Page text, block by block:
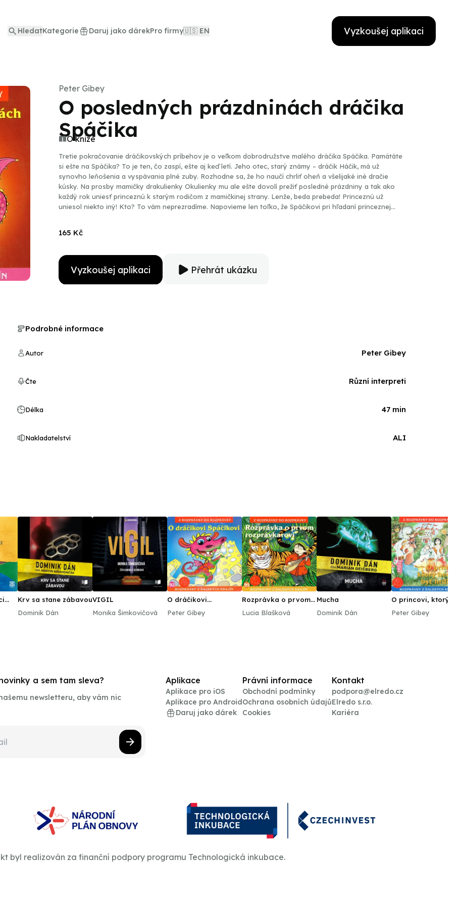
HledatKategorie Daruj jako dárekPro firmy🇺🇸 EN Vyzkoušej aplikaci
Peter Gibey
O posledných prázdninách dráčika
Spáčika
O knize
Tretie pokračovanie dráčikovských príbehov je o veľkom dobrodružstve malého dráčika Spáčika. Pamätáte
si ešte na Spáčika? To je ten, čo zaspí, ešte aj keď letí. Jeho otec, starý známy – dráčik Háčik, má už
synovho leňošenia a vyspávania plné zuby. Rozhodne sa, že ho naučí chrliť oheň a všelijaké iné dračie
kúsky. Na prosby mamičky drakulienky Okulienky mu ale ešte dovolí prežiť posledné prázdniny a tak ako
každý rok uniesť princeznú k starým rodičom z mamičkinej strany. Lenže, beda prebeda! Princeznú už
uniesol niekto iný! Kto? To vám neprezradíme. Napovieme len toľko, že Spáčikovi pri hľadaní princeznej
165 Kč
Vyzkoušej aplikaci Přehrát ukázku
Podrobné informace
Autor Peter Gibey
Čte Různí interpreti
Délka 47 min
Nakladatelství ALI
Krv sa stane zábavou
Dominik Dán
VIGIL
Monika Šimkovičová
O dráčikovi
Peter Gibey
Rozprávka o prvom
Lucia Blašková
Mucha
Dominik Dán
O princovi, ktorý
Peter Gibey
a sem tam sleva?
newsletteru, aby vám nic
Aplikace
Aplikace pro iOS
Aplikace pro Android
Daruj jako dárek
Právní informace
Obchodní podmínky
Ochrana osobních údajů
Cookies
Kontakt
podpora@elredo.cz
Elredo s.r.o.
Kariéra
byl realizován za finanční podpory programu Technologická inkubace.